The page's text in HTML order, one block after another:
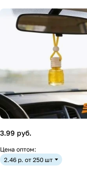
3.99 руб.
Цена оптом:
2.46 р. от 250 шт